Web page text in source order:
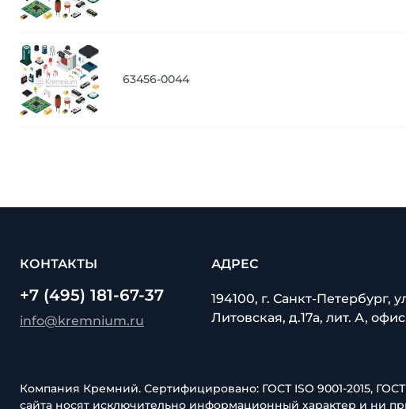
63456-0044
КОНТАКТЫ
+7 (495) 181-67-37
info@kremnium.ru
АДРЕС
194100, г. Санкт-Петербург,
Литовская, д.17а, лит. А,
Компания Кремний. Сертифицировано: ГОСТ ISO 9001-2015,
сайта носят исключительно информационный характер и ни